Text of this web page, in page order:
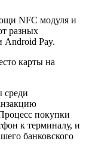
NFC модуля и
разных
Android Pay.
среди
покупки
к терминалу, и
банковского